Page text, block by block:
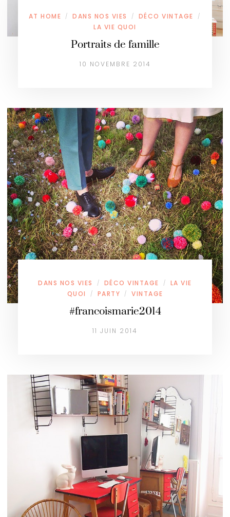
AT HOME / DANS NOS VIES / DÉCO VINTAGE /
LA VIE QUOI
Portraits de famille
10 NOVEMBRE 2014
DANS NOS VIES / DÉCO VINTAGE /
LA VIE
QUOI
/ PARTY / VINTAGE
#francoismarie2014
11 JUIN 2014